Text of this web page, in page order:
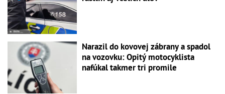
Narazil do kovovej zábrany a spadol
na vozovku: Opitý motocyklista
nafúkal takmer tri promile